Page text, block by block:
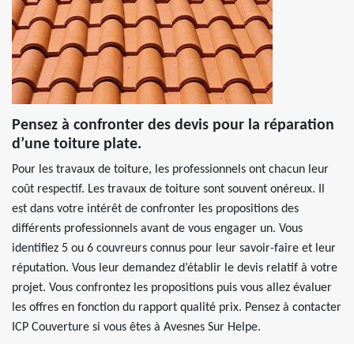
Pensez à confronter des devis pour la réparation
d’une toiture plate.
Pour les travaux de toiture, les professionnels ont chacun leur
coût respectif. Les travaux de toiture sont souvent onéreux. Il
est dans votre intérêt de confronter les propositions des
différents professionnels avant de vous engager un. Vous
identifiez 5 ou 6 couvreurs connus pour leur savoir-faire et leur
réputation. Vous leur demandez d’établir le devis relatif à votre
projet. Vous confrontez les propositions puis vous allez évaluer
les offres en fonction du rapport qualité prix. Pensez à contacter
ICP Couverture si vous êtes à Avesnes Sur Helpe.